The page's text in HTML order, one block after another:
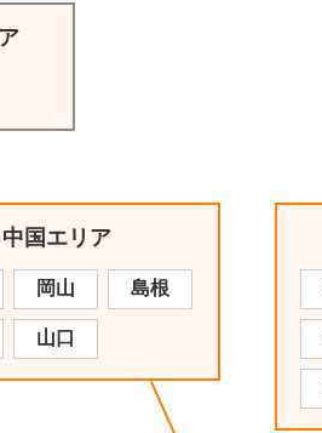
中国エリア
岡山 島根
山口